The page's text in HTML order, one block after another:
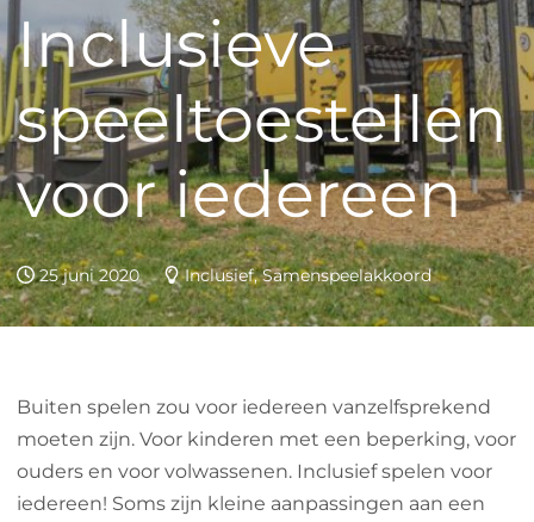
Inclusieve
speeltoestellen
voor iedereen
25 juni 2020 Inclusief, Samenspeelakkoord
Buiten spelen zou voor iedereen vanzelfsprekend
moeten zijn. Voor kinderen met een beperking, voor
ouders en voor volwassenen. Inclusief spelen voor
iedereen! Soms zijn kleine aanpassingen aan een